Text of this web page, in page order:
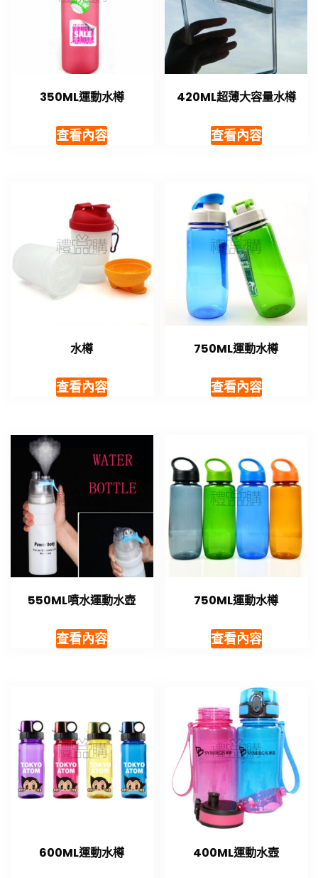
350ML運動水樽
查看內容
420ML超薄大容量水樽
查看內容
水樽
查看內容
750ML運動水樽
查看內容
550ML噴水運動水壺
查看內容
750ML運動水樽
查看內容
600ML運動水樽 400ML運動水壺